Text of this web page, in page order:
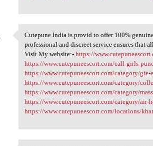
Cutepune India is provid to
Cutepune India is provid to offer 100%
professional and discreet service ensures that
Visit My website:-https://
https://www.cutepuneescort.com/call-girls-
https://www.cutepuneescort.com/category/gfe-
https://www.cutepuneescort.com/category/
https://www.cutepuneescort.com/category/
https://www.cutepuneescort.com/category/air-
https://www.cutepuneescort.com/locations/